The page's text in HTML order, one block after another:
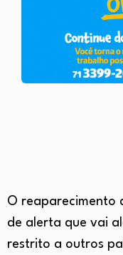
O reaparecimento
de alerta que vai
restrito a outros